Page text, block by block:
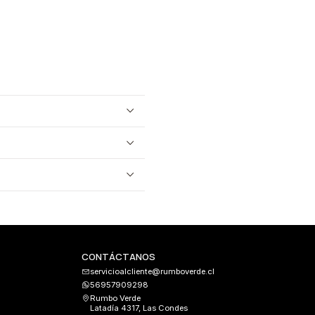
CONTÁCTANOS
servicioalcliente@rumboverde.cl
56957909298
Rumbo Verde
Latadía 4317, Las Condes